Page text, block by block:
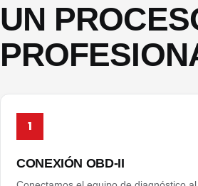
UN
1
CONEXIÓN OBD-II